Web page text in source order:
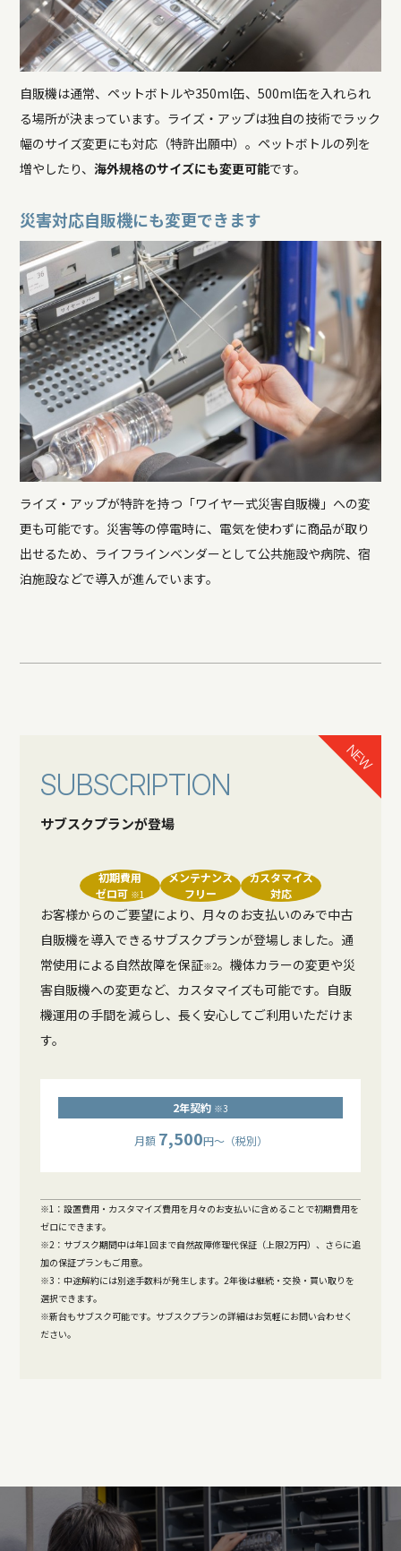
自販機は通常、ペットボトルや350ml缶、500ml缶を入れられ
る場所が決まっています。ライズ・アップは独自の技術でラック
幅のサイズ変更にも対応（特許出願中）。ペットボトルの列を
増やしたり、海外規格のサイズにも変更可能です。
災害対応自販機にも変更できます
ライズ・アップが特許を持つ「ワイヤー式災害自販機」への変
更も可能です。災害等の停電時に、電気を使わずに商品が取り
出せるため、ライフラインベンダーとして公共施設や病院、宿
泊施設などで導入が進んでいます。
NEW
SUBSCRIPTION
サブスクプランが登場
初期費用
ゼロ可 ※1
メンテナンス
フリー
カスタマイズ
対応
お客様からのご要望により、月々のお支払いのみで中古
自販機を導入できるサブスクプランが登場しました。通
常使用による自然故障を保証※2。機体カラーの変更や災
害自販機への変更など、カスタマイズも可能です。自販
機運用の手間を減らし、長く安心してご利用いただけま
す。
2年契約 ※3
月額 7,500円〜（税別）
※1：設置費用・カスタマイズ費用を月々のお支払いに含めることで初期費用を
ゼロにできます。
※2：サブスク期間中は年1回まで自然故障修理代保証（上限2万円）、さらに追
加の保証プランもご用意。
※3：中途解約には別途手数料が発生します。2年後は継続・交換・買い取りを
選択できます。
※新台もサブスク可能です。サブスクプランの詳細はお気軽にお問い合わせく
ださい。